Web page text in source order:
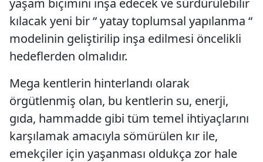
kılacak yeni bir “ yatay toplumsal yapılanma “
modelinin geliştirilip inşa edilmesi öncelikli
hedeflerden olmalıdır.
Mega kentlerin hinterlandı olarak
örgütlenmiş olan, bu kentlerin su, enerji,
gıda, hammadde gibi tüm temel ihtiyaçlarını
karşılamak amacıyla sömürülen kır ile,
emekçiler için yaşanması oldukça zor hale